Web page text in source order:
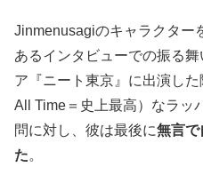
Jinmenusagiのキャラクター
あるインタビューでの振る
ア『ニート東京』に出演し
All Time＝史上最高）なラッ
問に対し、彼は最後に無言で
た。